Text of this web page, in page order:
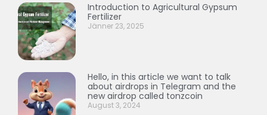
Introduction to Agricultural Gypsum
Fertilizer
Jänner 23, 2025
Hello, in this article we want to talk
about airdrops in Telegram and the
new airdrop called tonzcoin
August 3, 2024